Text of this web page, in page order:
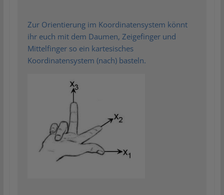
Zur Orientierung im Koordinatensystem könnt
ihr euch mit dem Daumen, Zeigefinger und
Mittelfinger so ein kartesisches
Koordinatensystem (nach) basteln.